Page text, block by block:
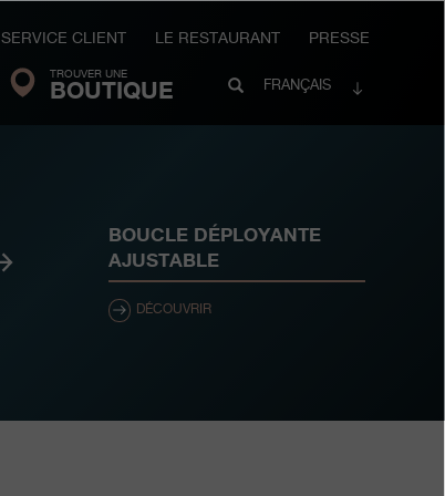
SERVICE CLIENT LE RESTAURANT PRESSE
TROUVER UNE
BOUTIQUE
Recherche
Search
FRANÇAIS
BOUCLE DÉPLOYANTE
AJUSTABLE
DÉCOUVRIR